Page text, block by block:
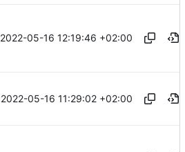
2022-05-16 12:19:46 +02:00
2022-05-16 11:29:02 +02:00